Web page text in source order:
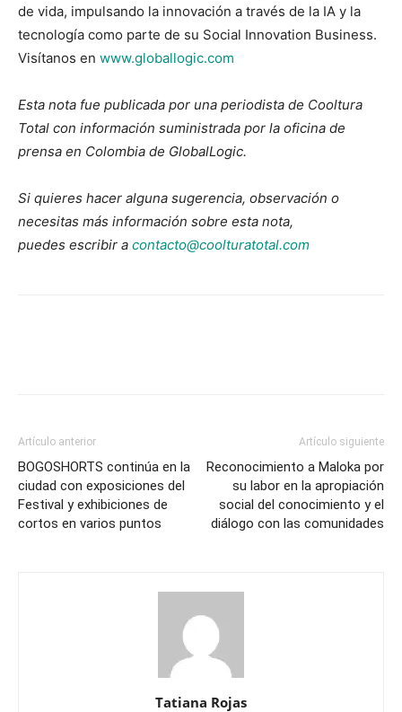
de vida, impulsando la innovación a través de la IA y la
tecnología como parte de su Social Innovation Business.
Visítanos en www.globallogic.com
Esta nota fue publicada por una periodista de Cooltura
Total con información suministrada por la oficina de
prensa en Colombia de GlobalLogic.
Si quieres hacer alguna sugerencia, observación o
necesitas más información sobre esta nota,
puedes escribir a contacto@coolturatotal.com
Artículo anterior
BOGOSHORTS continúa en la
ciudad con exposiciones del
Festival y exhibiciones de
cortos en varios puntos
Artículo siguiente
Reconocimiento a Maloka por
su labor en la apropiación
social del conocimiento y el
diálogo con las comunidades
Tatiana Rojas